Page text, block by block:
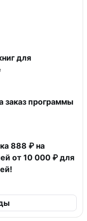
для
заказ программы
888 ₽ на
от 10 000 ₽ для